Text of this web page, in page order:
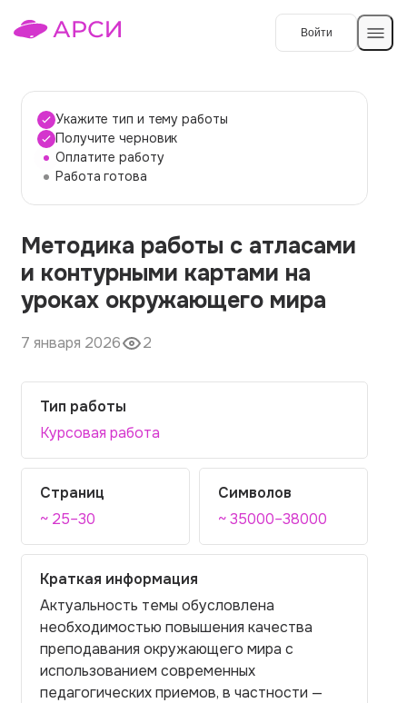
Войти
Темы работ
О сервисе
О компании
Наши гарантии
Вопросы и ответы
Контакты
Укажите тип и тему работы
Получите черновик
Оплатите работу
Работа готова
Методика работы с атласами
и контурными картами на
уроках окружающего мира
7 января 2026 2
Тип работы
Курсовая работа
Страниц
~ 25–30
Символов
~ 35000–38000
Краткая информация
Актуальность темы обусловлена
необходимостью повышения качества
преподавания окружающего мира с
использованием современных
педагогических приемов, в частности —